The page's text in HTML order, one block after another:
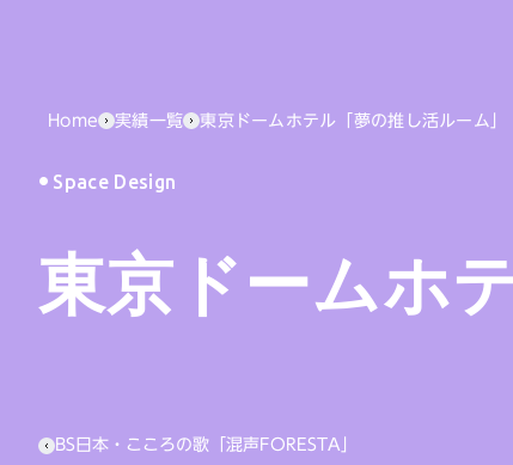
Home 実績一覧 東京ドームホテル「夢の推し活ルーム」
Space Design
東京ドームホ
BS日本・こころの歌「混声FORESTA」